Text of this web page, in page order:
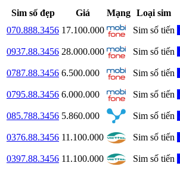
Sim số đẹp Giá Mạng Loại sim
070.888.3456 17.100.000 Sim số tiến
0937.88.3456 28.000.000 Sim số tiến
0787.88.3456 6.500.000 Sim số tiến
0795.88.3456 6.000.000 Sim số tiến
085.788.3456 5.860.000 Sim số tiến
0376.88.3456 11.100.000 Sim số tiến
0397.88.3456 11.100.000 Sim số tiến